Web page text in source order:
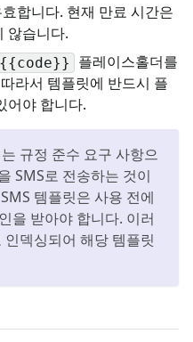
합니다. 현재 만료 시간은
않습니다.
{{code}}
플레이스홀더를
라서 템플릿에 반드시 플
어야 합니다.
규정 준수 요구 사항으
SMS로 전송하는 것이
템플릿은 사용 전에
을 받아야 합니다. 이러
덱싱되어 해당 템플릿